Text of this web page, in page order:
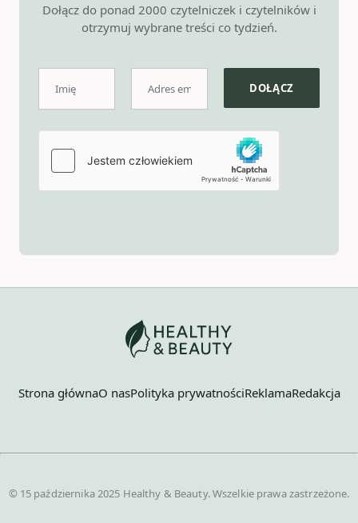
Dołącz do ponad 2000 czytelniczek i czytelników i
otrzymuj wybrane treści co tydzień.
Strona głównaO nasPolityka prywatnościReklamaRedakcja
© 15 października 2025 Healthy & Beauty. Wszelkie prawa zastrzeżone.